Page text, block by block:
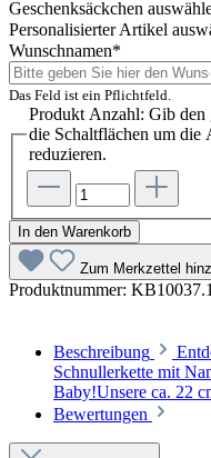
Geschenksäckchen
Personalisierter Artikel
Wunschnamen*
Das Feld ist ein Pflichtfeld.
Produkt Anzahl: Gib den
die Schaltflächen um die
reduzieren.
In den Warenkorb
Zum Merkzettel
Produktnummer:
Beschreibung
Schnullerkette mit
Baby!Unsere ca. 22
Bewertungen